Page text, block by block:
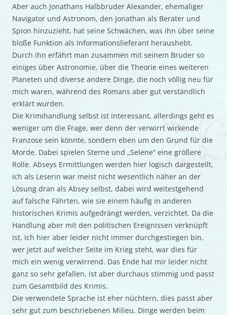
Aber auch Jonathans Halbbruder Alexander, ehemaliger
Navigator und Astronom, den Jonathan als Berater und
Spion hinzuzieht, hat seine Schwächen, was ihn über seine
bloße Funktion als Informationslieferant heraushebt.
Durch ihn erfährt man zusammen mit seinem Bruder so
einiges über Astronomie, über die Theorie eines weiteren
Planeten und diverse andere Dinge, die noch völlig neu für
mich waren, während des Romans aber gut verständlich
erklärt wurden.
Die Krimihandlung selbst ist interessant, allerdings geht es
weniger um die Frage, wer denn der verwirrt wirkende
Franzose sein könnte, sondern eben um den Grund für die
Morde. Dabei spielen Sterne und „Selene“ eine größere
Rolle. Abseys Ermittlungen werden hier logisch dargestellt,
ich als Leserin war meist nicht wesentlich näher an der
Lösung dran als Absey selbst, dabei wird weitestgehend
auf falsche Fährten, wie sie einem häufig in anderen
historischen Krimis aufgedrängt werden, verzichtet. Da die
Handlung aber mit den politischen Ereignissen verknüpft
ist, ich hier aber leider nicht immer durchgestiegen bin,
wer jetzt auf welcher Seite im Krieg steht, war dies für
mich ein wenig verwirrend. Das Ende hat mir leider nicht
ganz so sehr gefallen, ist aber durchaus stimmig und passt
zum Gesamtbild des Krimis.
Die verwendete Sprache ist eher nüchtern, dies passt aber
sehr gut zum beschriebenen Milieu. Dinge werden beim